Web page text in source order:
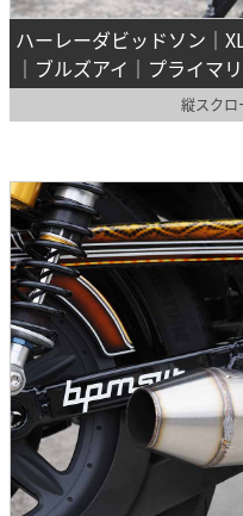
ハーレーダビッドソン｜
｜ブルズアイ｜プライマ
縦スクロ